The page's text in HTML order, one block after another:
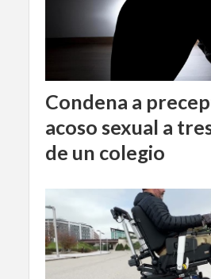
Condena a
acoso sexual a
de un colegio